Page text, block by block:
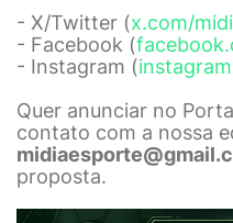
- X/Twitter (x.com/
- Facebook (
- Instagram (
Quer anunciar no
contato com a nossa
proposta.